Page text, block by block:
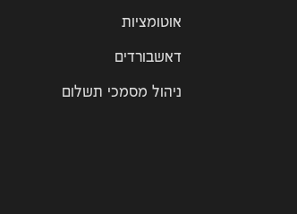
אוטומציות
דאשבורדים
ניהול מסמכי תשלום